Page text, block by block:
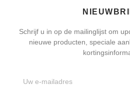
Schrijf u in op de mailinglijst om
nieuwe producten, speciale